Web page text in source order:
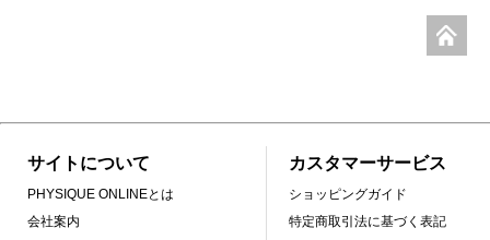
サイトについて
PHYSIQUE ONLINEとは
会社案内
カスタマーサービス
ショッピングガイド
特定商取引法に基づく表記